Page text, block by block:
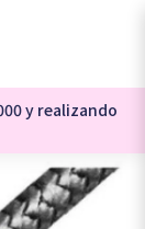
y realizando